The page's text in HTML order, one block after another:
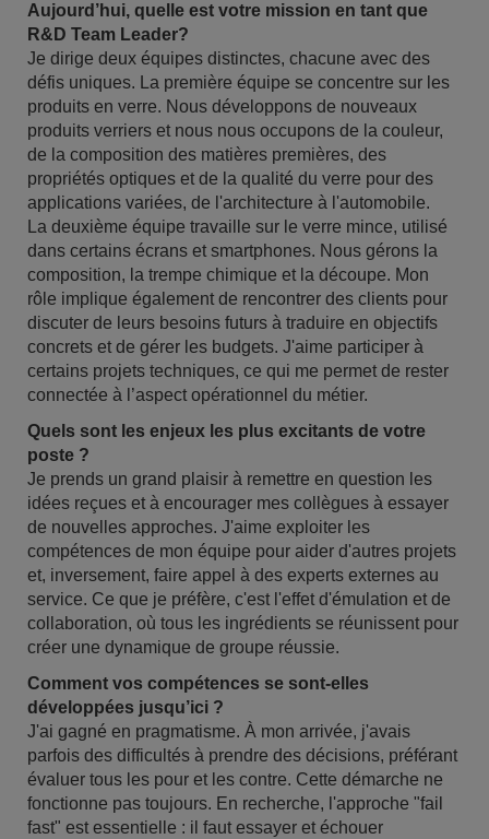
Aujourd’hui, quelle est votre mission en tant que
R&D Team Leader?
Je dirige deux équipes distinctes, chacune avec des
défis uniques. La première équipe se concentre sur les
produits en verre. Nous développons de nouveaux
produits verriers et nous nous occupons de la couleur,
de la composition des matières premières, des
propriétés optiques et de la qualité du verre pour des
applications variées, de l'architecture à l'automobile.
La deuxième équipe travaille sur le verre mince, utilisé
dans certains écrans et smartphones. Nous gérons la
composition, la trempe chimique et la découpe. Mon
rôle implique également de rencontrer des clients pour
discuter de leurs besoins futurs à traduire en objectifs
concrets et de gérer les budgets. J'aime participer à
certains projets techniques, ce qui me permet de rester
connectée à l’aspect opérationnel du métier.
Quels sont les enjeux les plus excitants de votre
poste ?
Je prends un grand plaisir à remettre en question les
idées reçues et à encourager mes collègues à essayer
de nouvelles approches. J'aime exploiter les
compétences de mon équipe pour aider d'autres projets
et, inversement, faire appel à des experts externes au
service. Ce que je préfère, c'est l'effet d'émulation et de
collaboration, où tous les ingrédients se réunissent pour
créer une dynamique de groupe réussie.
Comment vos compétences se sont-elles
développées jusqu’ici ?
J'ai gagné en pragmatisme. À mon arrivée, j'avais
parfois des difficultés à prendre des décisions, préférant
évaluer tous les pour et les contre. Cette démarche ne
fonctionne pas toujours. En recherche, l'approche "fail
fast" est essentielle : il faut essayer et échouer